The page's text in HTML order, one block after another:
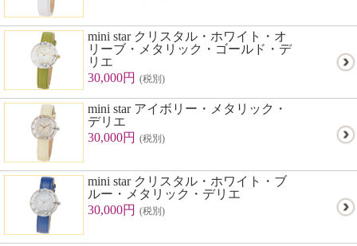
mini star クリスタル・ホワイト・オ
リーブ・メタリック・ゴールド・デ
リエ
30,000円 (税別)
mini star アイボリー・メタリック・
デリエ
30,000円 (税別)
mini star クリスタル・ホワイト・ブ
ルー・メタリック・デリエ
30,000円 (税別)